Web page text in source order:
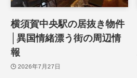
横須賀中央駅の居抜き物件
│異国情緒漂う街の周辺情
報
2026年7月27日